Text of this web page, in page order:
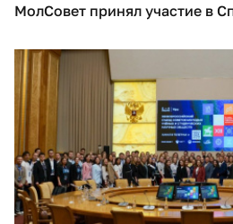
МолСовет принял участие в